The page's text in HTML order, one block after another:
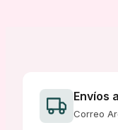
Envíos
Correo